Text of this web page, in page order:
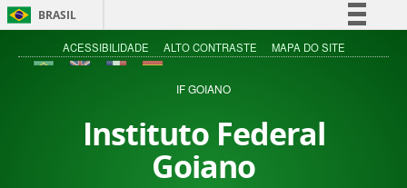
BRASIL
Simplifique!
Acesso à informação
ACESSIBILIDADE ALTO CONTRASTE MAPA DO SITE
IF GOIANO
Instituto Federal
Goiano